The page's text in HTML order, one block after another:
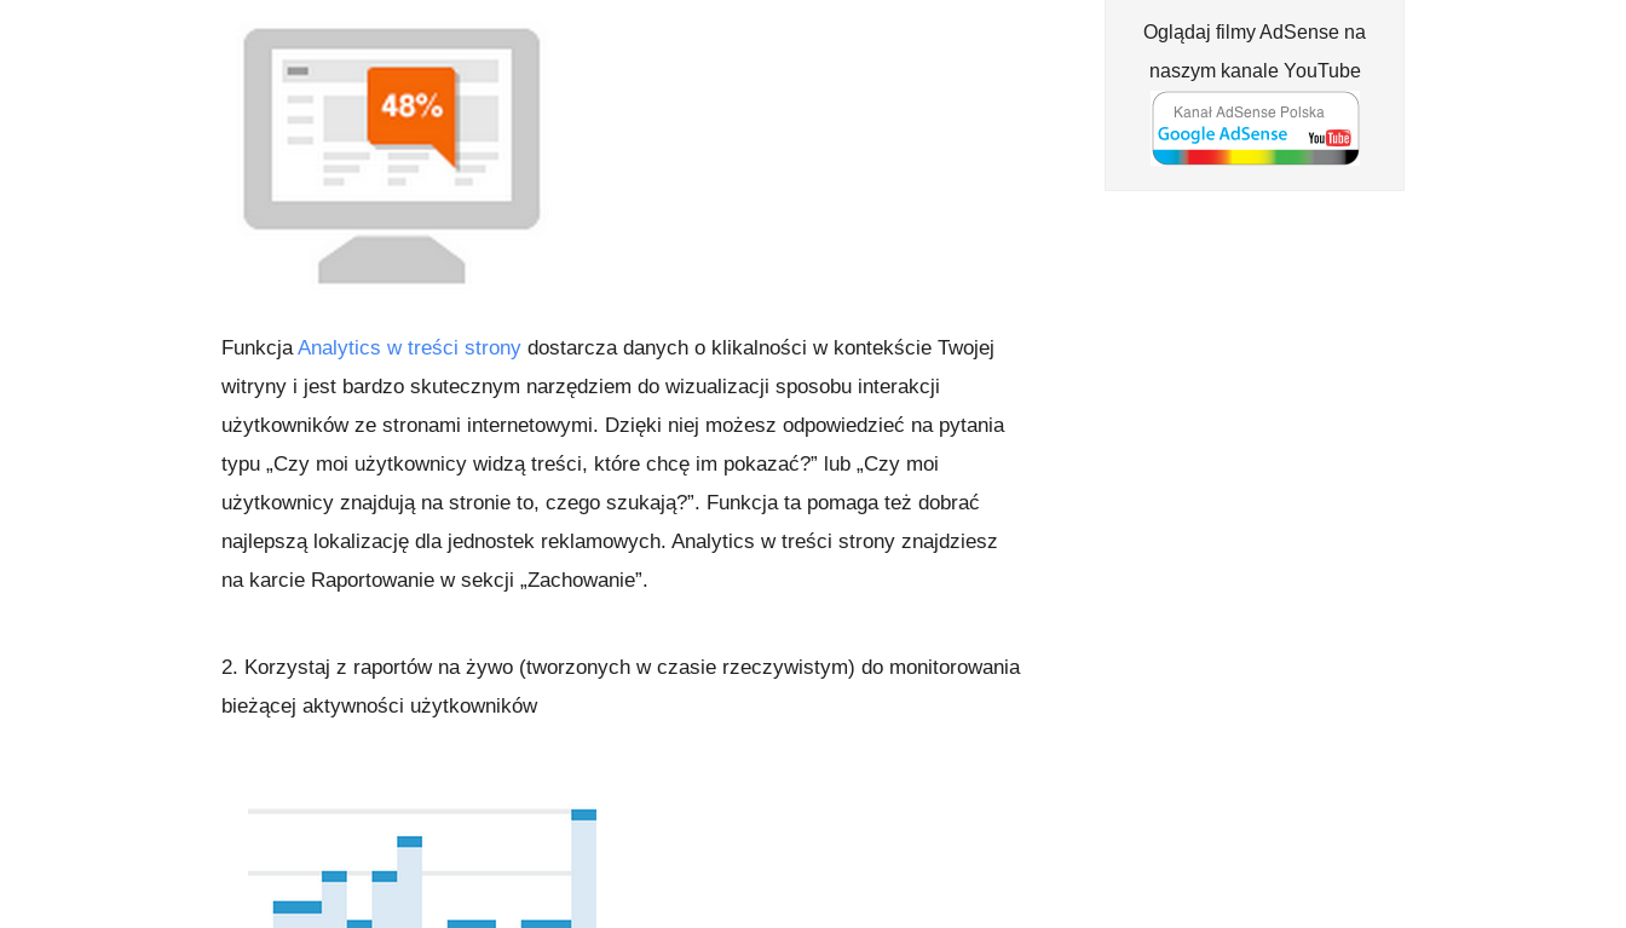
FunkcjaAnalytics w treści strony dostarcza danych o klikalności w kontekście Twojej
witryny i jest bardzo skutecznym narzędziem do wizualizacji sposobu interakcji
użytkowników ze stronami internetowymi. Dzięki niej możesz odpowiedzieć na pytania
typu „Czy moi użytkownicy widzą treści, które chcę im pokazać?” lub „Czy moi
użytkownicy znajdują na stronie to, czego szukają?”. Funkcja ta pomaga też dobrać
najlepszą lokalizację dla jednostek reklamowych. Analytics w treści strony znajdziesz
na karcie Raportowanie w sekcji „Zachowanie”.
2. Korzystaj z raportów na żywo (tworzonych w czasie rzeczywistym) do monitorowania
bieżącej aktywności użytkowników
Oglądaj filmy AdSense na
naszym kanale YouTube